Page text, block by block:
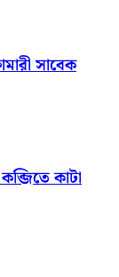
সাবেক
কাটা